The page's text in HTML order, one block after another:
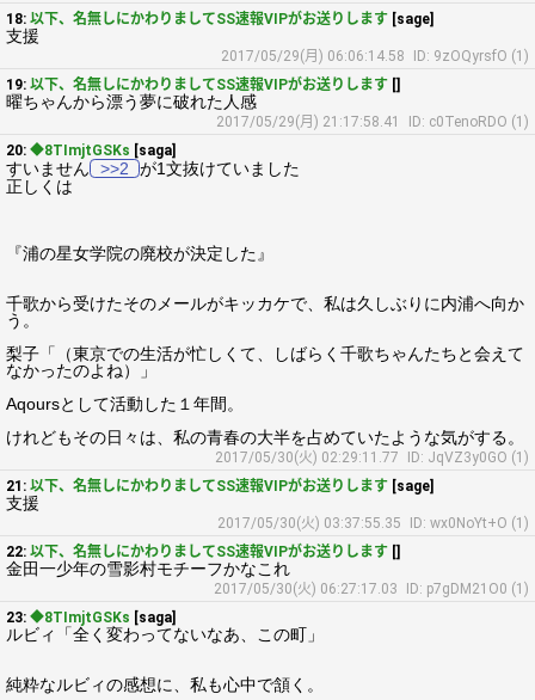
18: 以下、名無しにかわりましてSS速報VIPがお送りします [sage]
支援
2017/05/29(月) 06:06:14.58
ID: 9zOQyrsfO (1)
19: 以下、名無しにかわりましてSS速報VIPがお送りします []
曜ちゃんから漂う夢に破れた人感
2017/05/29(月) 21:17:58.41
ID: c0TenoRDO (1)
20: ◆8TImjtGSKs [saga]
すいません >>2
が1文抜けていました
正しくは
『浦の星女学院の廃校が決定した』
千歌から受けたそのメールがキッカケで、私は久しぶりに内浦へ向か
う。
梨子「（東京での生活が忙しくて、しばらく千歌ちゃんたちと会えて
なかったのよね）」
Aqoursとして活動した１年間。
けれどもその日々は、私の青春の大半を占めていたような気がする。
2017/05/30(火) 02:29:11.77
ID: JqVZ3y0GO (1)
21: 以下、名無しにかわりましてSS速報VIPがお送りします [sage]
支援
2017/05/30(火) 03:37:55.35
ID: wx0NoYt+O (1)
22: 以下、名無しにかわりましてSS速報VIPがお送りします []
金田一少年の雪影村モチーフかなこれ
2017/05/30(火) 06:27:17.03
ID: p7gDM21O0 (1)
23: ◆8TImjtGSKs [saga]
ルビィ「全く変わってないなあ、この町」
純粋なルビィの感想に、私も心中で頷く。